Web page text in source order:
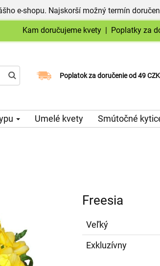
e-shopu. Najskorší možný termín
Kam doručujeme kvety | Poplatky za
Poplatok za doručenie od 49 CZK
Vyberte si dátum doručenia
Umelé kvety Smútočné
Freesia
Veľký
Exkluzívny